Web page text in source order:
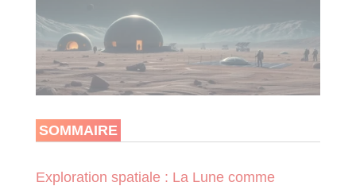
SOMMAIRE
Exploration spatiale : La Lune comme